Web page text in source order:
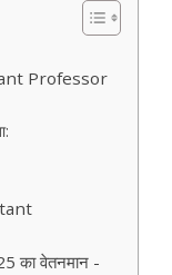
Professor
का वेतनमान -